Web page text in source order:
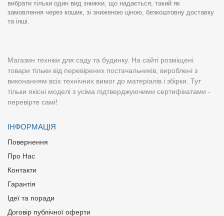
вибрати тільки один вид знижки, що надається, такий як
замовлення через кошик, зі зниженою ціною, безкоштовну доставку
та інші.
Магазин техніки для саду та будинку. На сайті розміщені
товари тільки від перевірених постачальників, вироблені з
виконанням всіх технічних вимог до матеріалів і збірки. Тут
тільки якісні моделі з усіма підтверджуючими сертифікатами -
перевірте самі!
ІНФОРМАЦІЯ
Повернення
Про Нас
Контакти
Гарантія
Ідеї та поради
Договір публічної оферти